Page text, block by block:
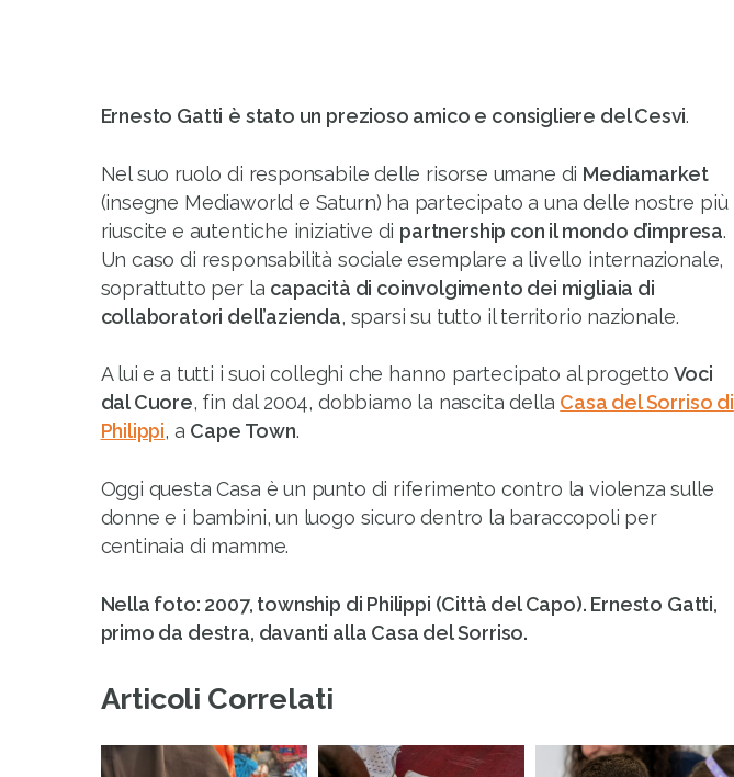
Ernesto Gatti è stato un prezioso amico e consigliere del Cesvi.
Nel suo ruolo di responsabile delle risorse umane di Mediamarket
(insegne Mediaworld e Saturn) ha partecipato a una delle nostre più
riuscite e autentiche iniziative di partnership con il mondo d’impresa.
Un caso di responsabilità sociale esemplare a livello internazionale,
soprattutto per la capacità di coinvolgimento dei migliaia di
collaboratori dell’azienda, sparsi su tutto il territorio nazionale.
A lui e a tutti i suoi colleghi che hanno partecipato al progetto Voci
dal Cuore, fin dal 2004, dobbiamo la nascita della Casa del Sorriso di
Philippi, a Cape Town.
Oggi questa Casa è un punto di riferimento contro la violenza sulle
donne e i bambini, un luogo sicuro dentro la baraccopoli per
centinaia di mamme.
Nella foto: 2007, township di Philippi (Città del Capo). Ernesto Gatti,
primo da destra, davanti alla Casa del Sorriso.
Articoli Correlati